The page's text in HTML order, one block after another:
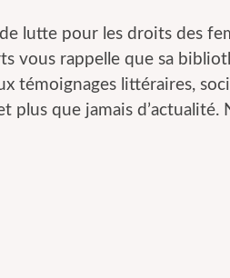
lutte pour les droits des
vous rappelle que sa
témoignages littéraires,
que jamais d’actualité.